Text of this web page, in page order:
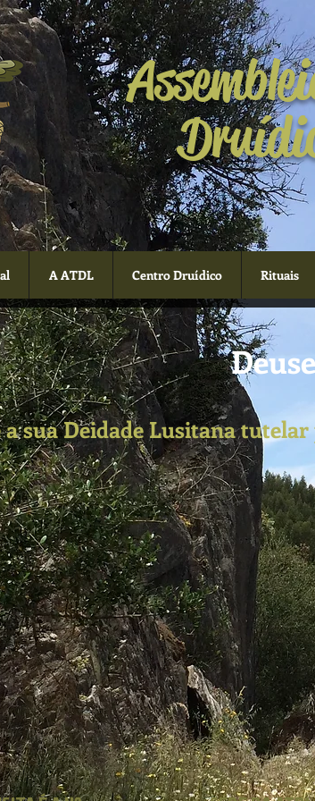
A ATDL Centro Druídico Rituais
sua Deidade Lusitana tutelar